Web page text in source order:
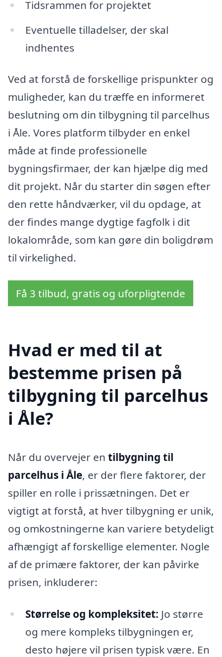
Tidsrammen for projektet
Eventuelle tilladelser, der skal
indhentes
Ved at forstå de forskellige prispunkter og
muligheder, kan du træffe en informeret
beslutning om din tilbygning til parcelhus
i Åle. Vores platform tilbyder en enkel
måde at finde professionelle
bygningsfirmaer, der kan hjælpe dig med
dit projekt. Når du starter din søgen efter
den rette håndværker, vil du opdage, at
der findes mange dygtige fagfolk i dit
lokalområde, som kan gøre din boligdrøm
til virkelighed.
Få 3 tilbud, gratis og uforpligtende
Hvad er med til at
bestemme prisen på
tilbygning til parcelhus
i Åle?
Når du overvejer en tilbygning til
parcelhus i Åle, er der flere faktorer, der
spiller en rolle i prissætningen. Det er
vigtigt at forstå, at hver tilbygning er unik,
og omkostningerne kan variere betydeligt
afhængigt af forskellige elementer. Nogle
af de primære faktorer, der kan påvirke
prisen, inkluderer:
Størrelse og kompleksitet: Jo større
og mere kompleks tilbygningen er,
desto højere vil prisen typisk være. En